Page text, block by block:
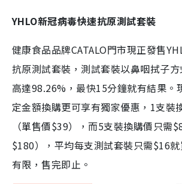
YHLO新冠病毒快速抗原測試套裝
健康食品品牌CATALO門市現正發售
抗原測試套裝，測試套裝以鼻咽拭子
高達98.26%，最快15分鐘就有結果。
定金額換購更可享有獨家優惠，1支裝
（單售價$39），而5支裝換購價只需
$180），平均每支測試套裝只需$16
有限，售完即止。